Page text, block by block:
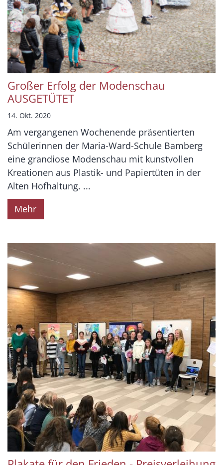
Großer Erfolg der Modenschau
AUSGETÜTET
14. Okt. 2020
Am vergangenen Wochenende präsentierten
Schülerinnen der Maria-Ward-Schule Bamberg
eine grandiose Modenschau mit kunstvollen
Kreationen aus Plastik- und Papiertüten in der
Alten Hofhaltung. ...
Mehr